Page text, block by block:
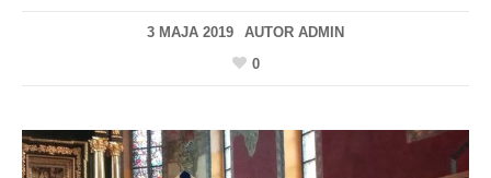
3 MAJA 2019 AUTOR ADMIN
0